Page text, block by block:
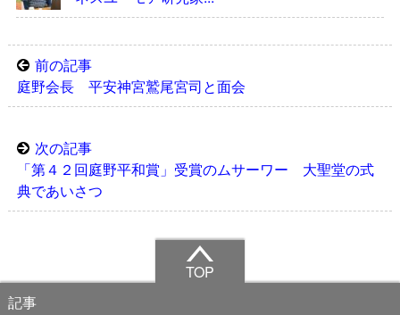
前の記事
庭野会長 平安神宮鷲尾宮司と面会
次の記事
「第４２回庭野平和賞」受賞のムサーワー 大聖堂の式
典であいさつ
TOP
記事